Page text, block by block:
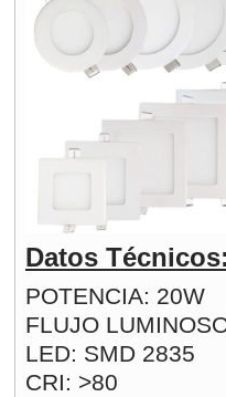
Datos
POTENCIA: 20W
FLUJO
LED: SMD 2835
CRI: >80